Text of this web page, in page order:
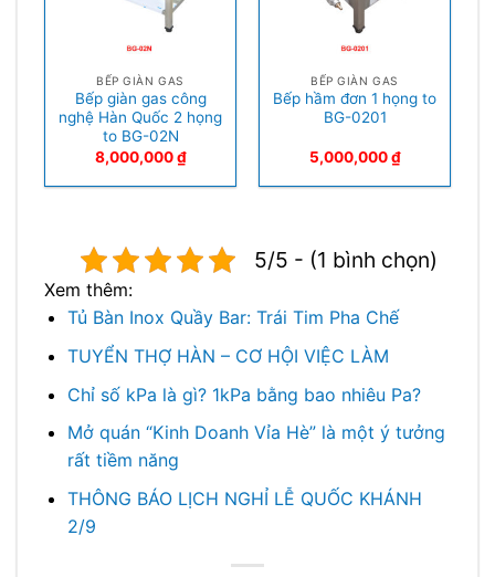
BẾP GIÀN GAS
Bếp giàn gas công
nghệ Hàn Quốc 2 họng
to BG-02N
8,000,000₫
BẾP GIÀN GAS
Bếp hầm đơn 1 họng to
BG-0201
5,000,000₫
5/5 - (1 bình chọn)
Xem thêm:
Tủ Bàn Inox Quầy Bar: Trái Tim Pha Chế
TUYỂN THỢ HÀN – CƠ HỘI VIỆC LÀM
Chỉ số kPa là gì? 1kPa bằng bao nhiêu Pa?
Mở quán “Kinh Doanh Vỉa Hè” là một ý tưởng
rất tiềm năng
THÔNG BÁO LỊCH NGHỈ LỄ QUỐC KHÁNH
2/9